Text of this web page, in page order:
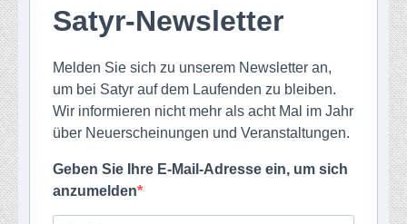
Satyr-Newsletter
Melden Sie sich zu unserem Newsletter an,
um bei Satyr auf dem Laufenden zu bleiben.
Wir informieren nicht mehr als acht Mal im Jahr
über Neuerscheinungen und Veranstaltungen.
Geben Sie Ihre E-Mail-Adresse ein, um sich
anzumelden